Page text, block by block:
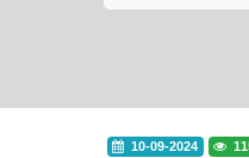
10-09-2024